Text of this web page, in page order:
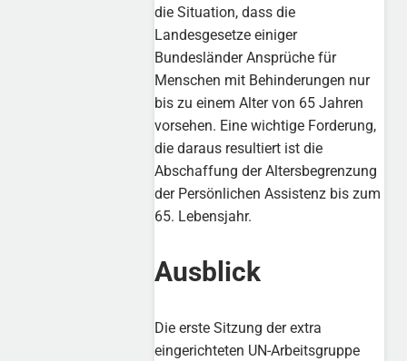
die Situation, dass die
Landesgesetze einiger
Bundesländer Ansprüche für
Menschen mit Behinderungen nur
bis zu einem Alter von 65 Jahren
vorsehen. Eine wichtige Forderung,
die daraus resultiert ist die
Abschaffung der Altersbegrenzung
der Persönlichen Assistenz bis zum
65. Lebensjahr.
Ausblick
Die erste Sitzung der extra
eingerichteten UN-Arbeitsgruppe